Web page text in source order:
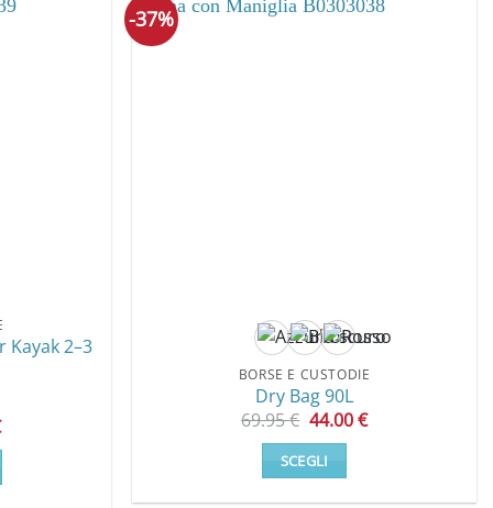
Kayak 2–3
Il
41.49 €.
-37%
BORSE E CUSTODIE
Dry Bag 90L
69.95€ Il
originale
era:
69.95 €.
44.00€Il
SCEGLI